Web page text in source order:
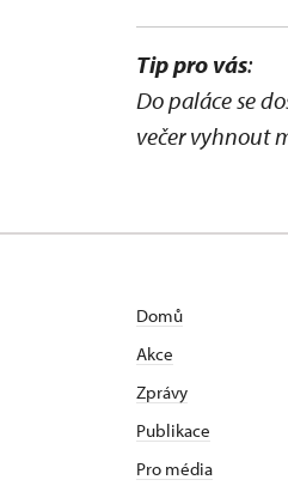
Tip pro vás:
Do paláce se
večer vyhnout
Domů
Akce
Zprávy
Publikace
Pro média